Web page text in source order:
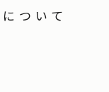
ついて